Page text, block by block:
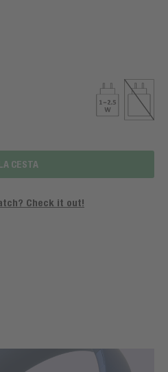
CESTA
Check it out!